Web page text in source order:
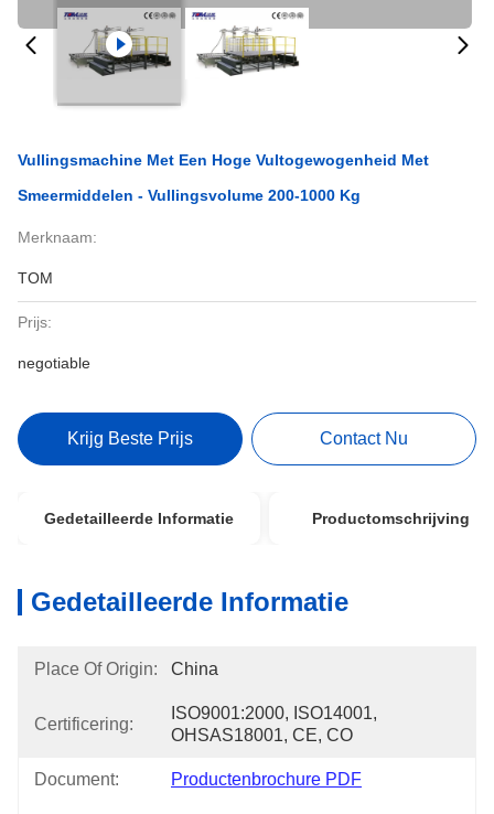
Vullingsmachine Met Een Hoge Vultogewogenheid Met
Smeermiddelen - Vullingsvolume 200-1000 Kg
Merknaam:
TOM
Prijs:
negotiable
Krijg Beste Prijs Contact Nu
Gedetailleerde Informatie Productomschrijving
Gedetailleerde Informatie
Place Of Origin: China
Certificering:
ISO9001:2000, ISO14001,
OHSAS18001, CE, CO
Document: Productenbrochure PDF